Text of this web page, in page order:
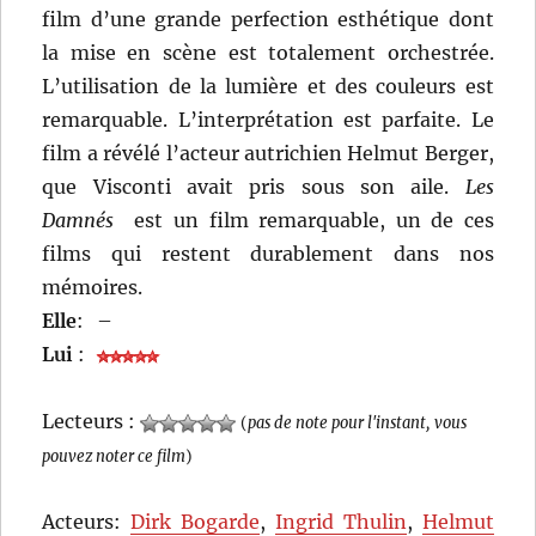
film d’une grande perfection esthétique dont
la mise en scène est totalement orchestrée.
L’utilisation de la lumière et des couleurs est
remarquable. L’interprétation est parfaite. Le
film a révélé l’acteur autrichien Helmut Berger,
que Visconti avait pris sous son aile. Les
Damnés est un film remarquable, un de ces
films qui restent durablement dans nos
mémoires.
Elle:
–
Lui :
Lecteurs : (pas de note pour l'instant, vous
pouvez noter ce film)
Acteurs:Dirk Bogarde, Ingrid Thulin, Helmut